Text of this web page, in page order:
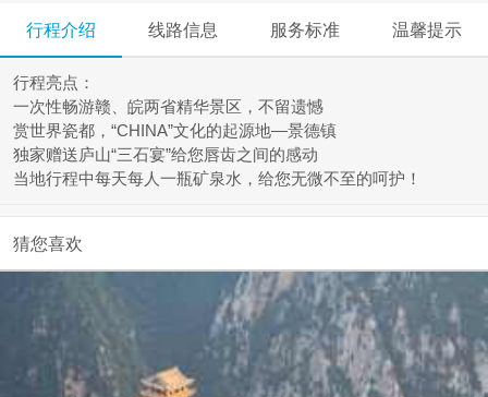
行程介绍 线路信息 服务标准 温馨提示
行程亮点：
一次性畅游赣、皖两省精华景区，不留遗憾
赏世界瓷都，“CHINA”文化的起源地—景德镇
独家赠送庐山“三石宴”给您唇齿之间的感动
当地行程中每天每人一瓶矿泉水，给您无微不至的呵护！
猜您喜欢